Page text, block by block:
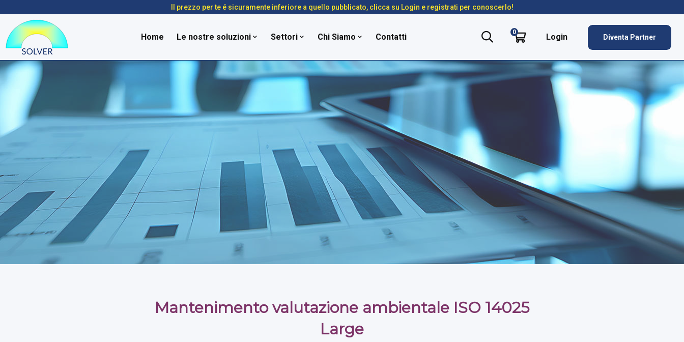
Il prezzo per te é sicuramente inferiore a quello pubblicato, clicca su Login e registrati per conoscerlo!
Home Le nostre soluzioni Settori Chi Siamo Contatti 0 Login Diventa Partner
Mantenimento valutazione ambientale ISO 14025
Large